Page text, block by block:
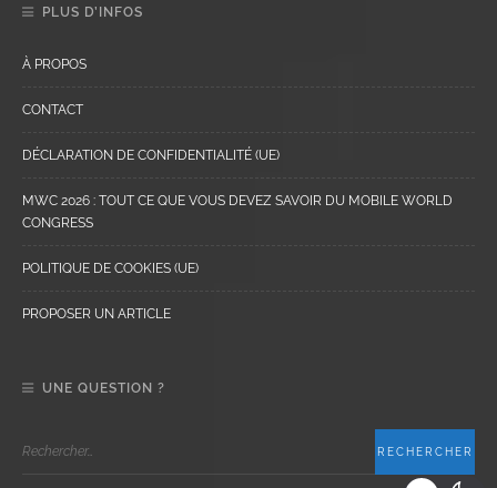
PLUS D’INFOS
À PROPOS
CONTACT
DÉCLARATION DE CONFIDENTIALITÉ (UE)
MWC 2026 : TOUT CE QUE VOUS DEVEZ SAVOIR DU MOBILE WORLD
CONGRESS
POLITIQUE DE COOKIES (UE)
PROPOSER UN ARTICLE
UNE QUESTION ?